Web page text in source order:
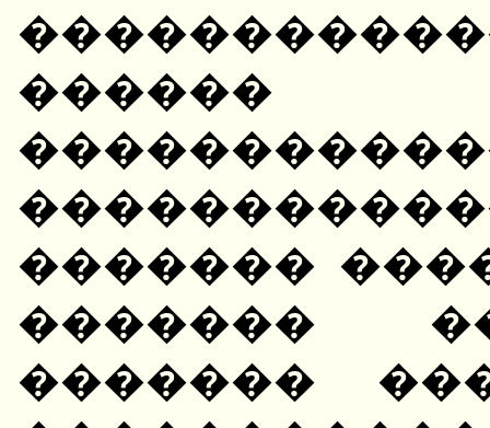
�������
�������
�������